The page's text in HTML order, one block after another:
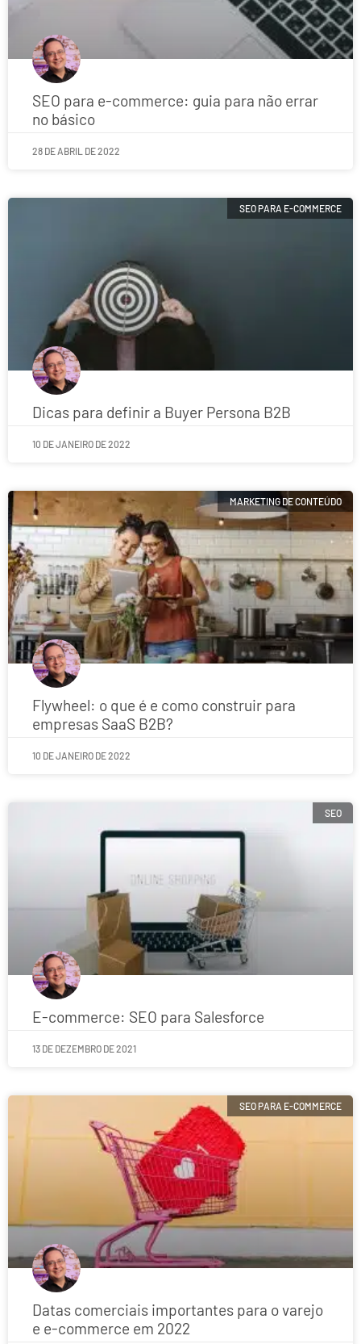
SEO para e-commerce: guia para não errar
no básico
28 DE ABRIL DE 2022
SEO PARA E-COMMERCE
Dicas para definir a Buyer Persona B2B
10 DE JANEIRO DE 2022
MARKETING DE CONTEÚDO
Flywheel: o que é e como construir para
empresas SaaS B2B?
10 DE JANEIRO DE 2022
SEO
E-commerce: SEO para Salesforce
13 DE DEZEMBRO DE 2021
SEO PARA E-COMMERCE
Datas comerciais importantes para o varejo
e e-commerce em 2022